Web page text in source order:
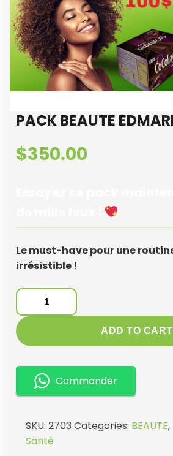
PACK BEAUTE
$350.00
Le must-have pour une
irrésistible !
PACK
BEAUTE
EDMARK
quantity
ADD TO CART
Commander
SKU: 2703 Categories: BEAUTE,
Santé